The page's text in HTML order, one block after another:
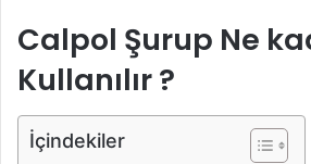
Calpol Şurup Ne
Kullanılır ?
İçindekiler